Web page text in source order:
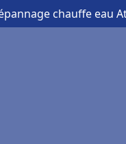
chauffe eau